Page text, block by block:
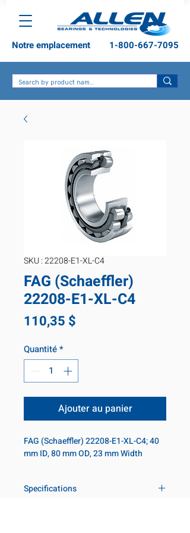
1-800-667-7095
Notre emplacement
SKU : 22208-E1-XL-C4
FAG (Schaeffler)
22208-E1-XL-C4
110,35 $
Quantité*
Ajouter au panier
FAG (Schaeffler) 22208-E1-XL-C4; 40
mm ID, 80 mm OD, 23 mm Width
Specifications